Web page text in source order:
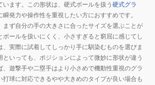
ロ
エ
ッ
ジ
シ
リ
ー
ます。この形状は、硬式ボールを扱う 硬式グラ
瞬発力や操作性を重視したい方におすすめです。
まず自分の手の大きさに合ったサイズを選ぶことが
ボールを扱いにくく、小さすぎると窮屈に感じてし
、実際に試着してしっかり手に馴染むものを選びま
といっても、ポジションによって微妙に形状が違う
、遊撃手や二塁手はより小さめで機動性重視のグラ
打球に対応できるやや大きめのタイプが良い場合も